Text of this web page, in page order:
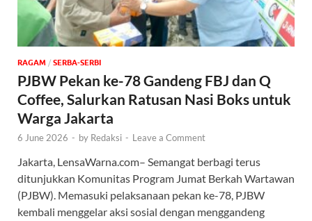
‎RAGAM / SERBA-SERBI
PJBW Pekan ke-78 Gandeng FBJ dan Q
Coffee, Salurkan Ratusan Nasi Boks untuk
Warga Jakarta
6 June 2026 - by Redaksi - Leave a Comment
Jakarta, LensaWarna.com– Semangat berbagi terus
ditunjukkan Komunitas Program Jumat Berkah Wartawan
(PJBW). Memasuki pelaksanaan pekan ke-78, PJBW
kembali menggelar aksi sosial dengan menggandeng